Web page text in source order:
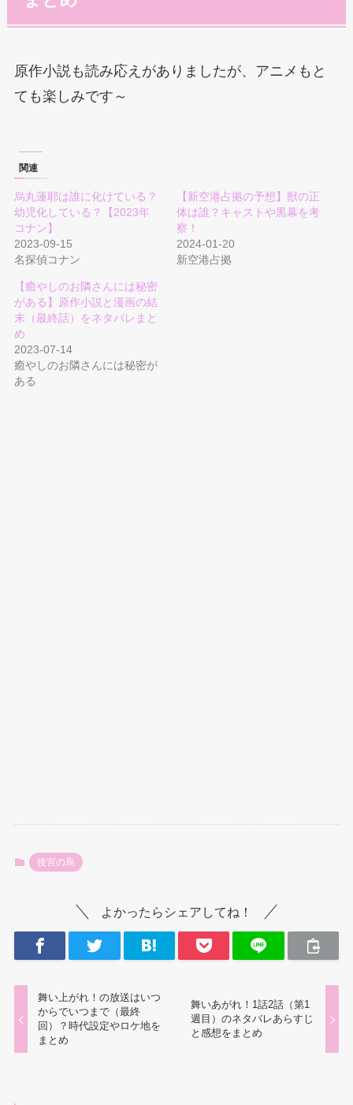
原作小説も読み応えがありましたが、アニメもと
ても楽しみです～
関連
烏丸蓮耶は誰に化けている？
幼児化している？【2023年
コナン】
2023-09-15
名探偵コナン
【新空港占拠の予想】獣の正
体は誰？キャストや黒幕を考
察！
2024-01-20
新空港占拠
【癒やしのお隣さんには秘密
がある】原作小説と漫画の結
末（最終話）をネタバレまと
め
2023-07-14
癒やしのお隣さんには秘密が
ある
後宮の烏
よかったらシェアしてね！
舞い上がれ！の放送はいつ
からでいつまで（最終
回）？時代設定やロケ地を
まとめ
舞いあがれ！1話2話（第1
週目）のネタバレあらすじ
と感想をまとめ